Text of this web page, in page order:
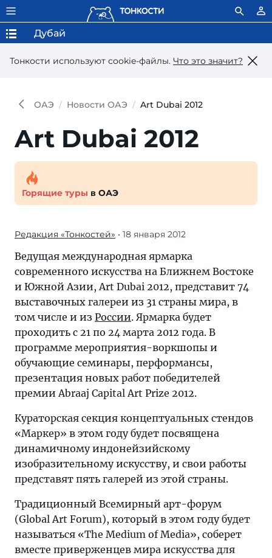
Тонкости используют сookie-файлы. Что это значит?
Дубай
ОАЭ Новости ОАЭ Art Dubai 2012
Art Dubai 2012
Горящие туры в ОАЭ
Редакция «Тонкостей» • 18 января 2012
Ведущая международная ярмарка
современного искусства на Ближнем Востоке
и Южной Азии, Art Dubai 2012, представит 74
выставочных галереи из 31 страны мира, в
том числе и из России. Ярмарка будет
проходить с 21 по 24 марта 2012 года. В
программе мероприятия-воркшопы и
обучающие семинары, перформансы,
презентация новых работ победителей
премии Abraaj Capital Art Prize 2012.
Кураторская секция концептуальных стендов
«Маркер» в этом году будет посвящена
динамичному индонейзийскому
изобразительному искусству, и свои работы
представят пять галерей из этой страны.
Традиционный Всемирный арт-форум
(Global Art Forum), который в этом году будет
называться «The Medium of Media», соберет
вместе приверженцев мира искусства для